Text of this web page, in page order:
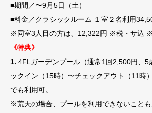
■期間／〜9月5日（土）
■料金／クラシックルーム １室２名利用
※同室3人目の方は、12,322円 ※税・サ込
《特典》
1. 4FLガーデンプール（通常1回2,500円、5
ックイン（15時）〜チェックアウト（11時
でも利用可。
※荒天の場合、プールを利用できないこと